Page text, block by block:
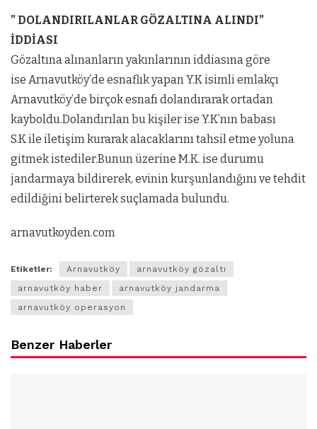
” DOLANDIRILANLAR GÖZALTINA ALINDI”
İDDİASI
Gözaltına alınanların yakınlarının iddiasına göre
ise Arnavutköy’de esnaflık yapan Y.K isimli emlakçı
Arnavutköy’de birçok esnafı dolandırarak ortadan
kayboldu.Dolandırılan bu kişiler ise Y.K’nın babası
S.K ile iletişim kurarak alacaklarını tahsil etme yoluna
gitmek istediler.Bunun üzerine M.K. ise durumu
jandarmaya bildirerek, evinin kurşunlandığını ve tehdit
edildiğini belirterek suçlamada bulundu.
arnavutkoyden.com
Etiketler: Arnavutköy
arnavutköy gözaltı
arnavutköy haber
arnavutköy jandarma
arnavutköy operasyon
Benzer Haberler